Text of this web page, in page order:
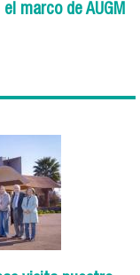
marco de AUGM